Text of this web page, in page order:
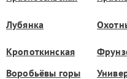
Лубянка
Кропоткинская
Воробьёвы горы